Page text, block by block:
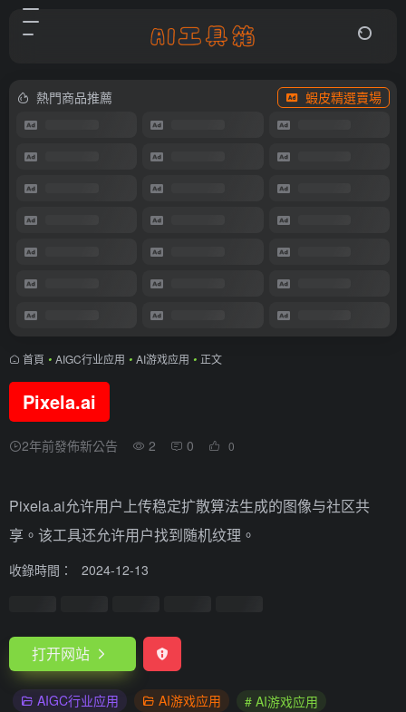
熱門商品推薦 蝦皮精選賣場
首頁 • AIGC行业应用 • AI游戏应用 • 正文
Pixela.ai
2年前發佈新公告 2 0 0
Pixela.ai允许用户上传稳定扩散算法生成的图像与社区共
享。该工具还允许用户找到随机纹理。
收錄時間： 2024-12-13
打开网站
AIGC行业应用 AI游戏应用
# AI游戏应用